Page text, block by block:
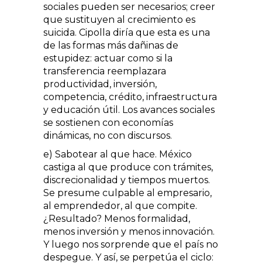
sociales pueden ser necesarios; creer
que sustituyen al crecimiento es
suicida. Cipolla diría que esta es una
de las formas más dañinas de
estupidez: actuar como si la
transferencia reemplazara
productividad, inversión,
competencia, crédito, infraestructura
y educación útil. Los avances sociales
se sostienen con economías
dinámicas, no con discursos.
e) Sabotear al que hace. México
castiga al que produce con trámites,
discrecionalidad y tiempos muertos.
Se presume culpable al empresario,
al emprendedor, al que compite.
¿Resultado? Menos formalidad,
menos inversión y menos innovación.
Y luego nos sorprende que el país no
despegue. Y así, se perpetúa el ciclo: